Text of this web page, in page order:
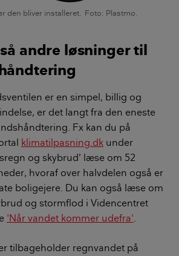
den bliver installeret. Foto: Plastmo.
andre løsninger til
er en simpel, billig og
er det langt fra den eneste
Fx kan du på
klimatilpasning.dk under
og skybrud’ læse om 52
hvoraf over halvdelen også er
boligejere. Du kan også læse om
og stormflod i Videncentret
'Når vandet kommer udefra'.
tilbageholder regnvandet på